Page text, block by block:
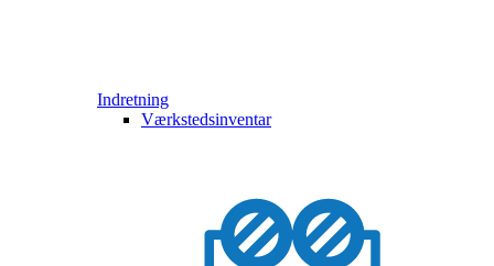
Indretning
Værkstedsinventar